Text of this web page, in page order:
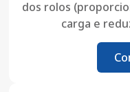
dos rolos
carga e